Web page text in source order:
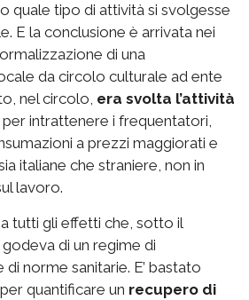
quale tipo di attività si svolgesse
E la conclusione è arrivata nei
di una
da circolo culturale ad ente
nel circolo, era svolta l’attività
intrattenere i frequentatori,
a prezzi maggiorati e
italiane che straniere, non in
lavoro.
tutti gli effetti che, sotto il
di un regime di
norme sanitarie. E’ bastato
quantificare un recupero di